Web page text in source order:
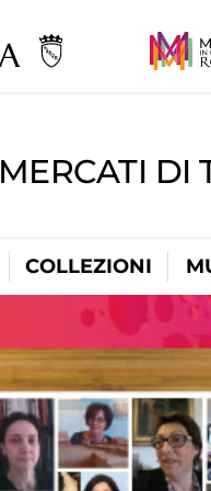
MERCATI DI
COLLEZIONI